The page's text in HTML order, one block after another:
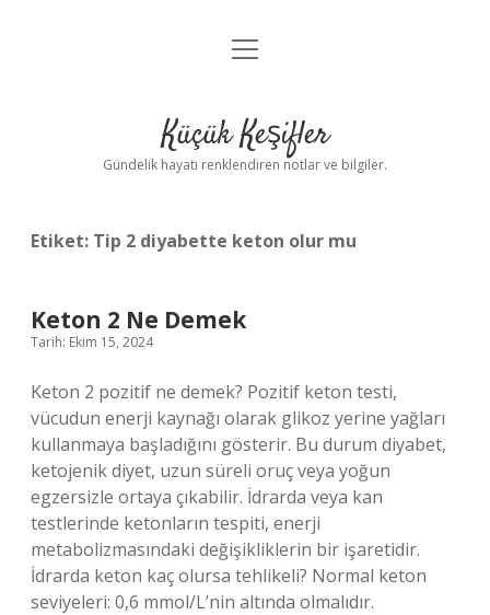
Anasayfa
Yasal Uyarı
menüyü
Küçük Keşifler
Gündelik hayatı renklendiren notlar ve bilgiler.
Etiket: Tip 2 diyabette keton olur mu
Keton 2 Ne Demek
Tarih: Ekim 15, 2024
Keton 2 pozitif ne demek? Pozitif keton testi,
vücudun enerji kaynağı olarak glikoz yerine yağları
kullanmaya başladığını gösterir. Bu durum diyabet,
ketojenik diyet, uzun süreli oruç veya yoğun
egzersizle ortaya çıkabilir. İdrarda veya kan
testlerinde ketonların tespiti, enerji
metabolizmasındaki değişikliklerin bir işaretidir.
İdrarda keton kaç olursa tehlikeli? Normal keton
seviyeleri: 0,6 mmol/L’nin altında olmalıdır.